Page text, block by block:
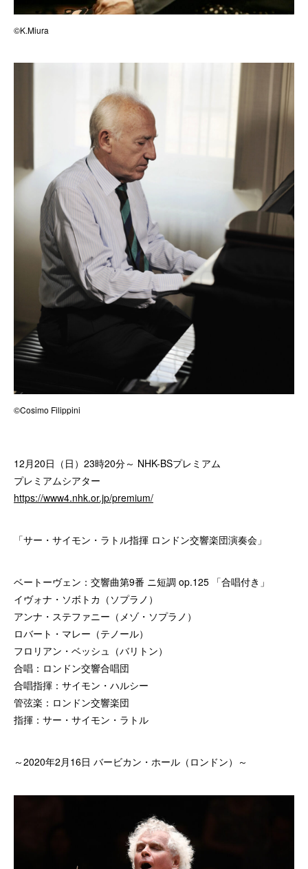
©K.Miura
©Cosimo Filippini
12月20日（日）23時20分～ NHK-BSプレミアム
プレミアムシアター
https://www4.nhk.or.jp/premium/
「サー・サイモン・ラトル指揮 ロンドン交響楽団演奏会」
ベートーヴェン：交響曲第9番 ニ短調 op.125 「合唱付き」
イヴォナ・ソボトカ（ソプラノ）
アンナ・ステファニー（メゾ・ソプラノ）
ロバート・マレー（テノール）
フロリアン・ベッシュ（バリトン）
合唱：ロンドン交響合唱団
合唱指揮：サイモン・ハルシー
管弦楽：ロンドン交響楽団
指揮：サー・サイモン・ラトル
～2020年2月16日 バービカン・ホール（ロンドン）～